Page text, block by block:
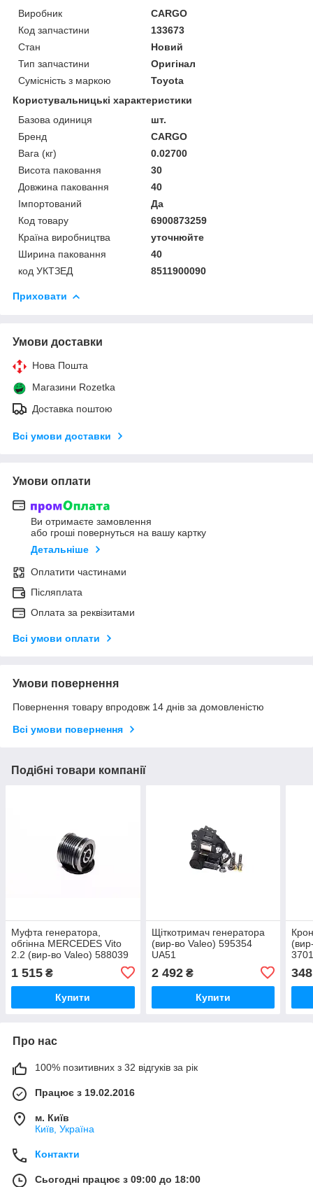
Виробник
CARGO
Код запчастини
133673
Стан
Новий
Тип запчастини
Оригінал
Сумісність з маркою
Toyota
Користувальницькі характеристики
Базова одиниця
шт.
Бренд
CARGO
Вага (кг)
0.02700
Висота паковання
30
Довжина паковання
40
Імпортований
Да
Код товару
6900873259
Країна виробництва
уточнюйте
Ширина паковання
40
код УКТЗЕД
8511900090
Приховати
Умови доставки
Нова Пошта
Магазини Rozetka
Доставка поштою
Всі умови доставки
Умови оплати
Ви отримаєте замовлення
або гроші повернуться на вашу картку
Детальніше
Оплатити частинами
Післяплата
Оплата за реквізитами
Всі умови оплати
Умови повернення
Повернення товару впродовж 14 днів за домовленістю
Всі умови повернення
Подібні товари компанії
Муфта генератора,
обгінна MERCEDES Vito
2.2 (вир-во Valeo) 588039
1 515 ₴
Купити
Щіткотримач генератора
(вир-во Valeo) 595354
UA51
2 492₴
Купити
348
Про нас
100% позитивних з 32 відгуків за рік
Працює з 19.02.2016
м. Київ
Київ, Україна
Контакти
Сьогодні працює з 09:00 до 18:00